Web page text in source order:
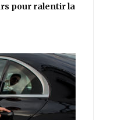
pour ralentir la